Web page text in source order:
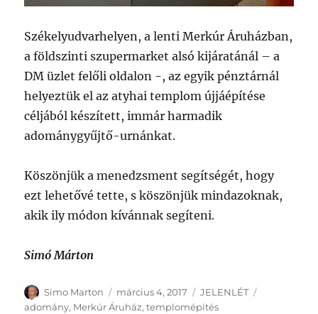
Székelyudvarhelyen, a lenti Merkúr Áruházban,
a földszinti szupermarket alsó kijáratánál – a
DM üzlet felőli oldalon -, az egyik pénztárnál
helyeztük el az atyhai templom újjáépítése
céljából készített, immár harmadik
adománygyűjtő-urnánkat.
Köszönjük a menedzsment segítségét, hogy
ezt lehetővé tette, s köszönjük mindazoknak,
akik ily módon kívánnak segíteni.
Simó Márton
Szerző
Simo Marton Közzétéve
március 4, 2017 Kategória
JELENLÉT
adomány, Merkúr Áruház,templomépítés